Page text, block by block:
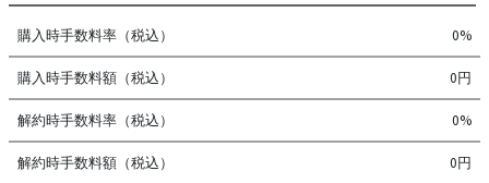
購入時手数料率（税込） 0%
購入時手数料額（税込） 0円
解約時手数料率（税込） 0%
解約時手数料額（税込） 0円